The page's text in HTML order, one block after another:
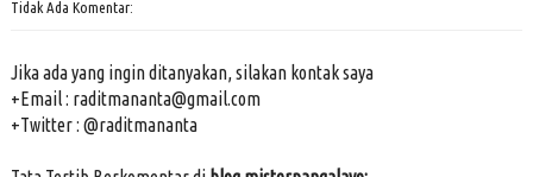
Tidak Ada Komentar:
Jika ada yang ingin ditanyakan, silakan kontak saya
+Email : raditmananta@gmail.com
+Twitter : @raditmananta